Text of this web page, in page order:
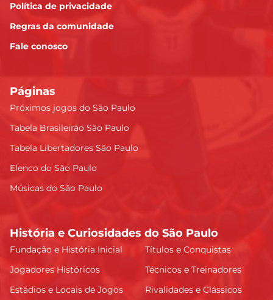
Política de privacidade
Regras da comunidade
Fale conosco
Páginas
Próximos jogos do São Paulo
Tabela Brasileirão São Paulo
Tabela Libertadores São Paulo
Elenco do São Paulo
Músicas do São Paulo
História e Curiosidades do São Paulo
Fundação e História Inicial
Títulos e Conquistas
Jogadores Históricos
Técnicos e Treinadores
Estádios e Locais de Jogos
Rivalidades e Clássicos